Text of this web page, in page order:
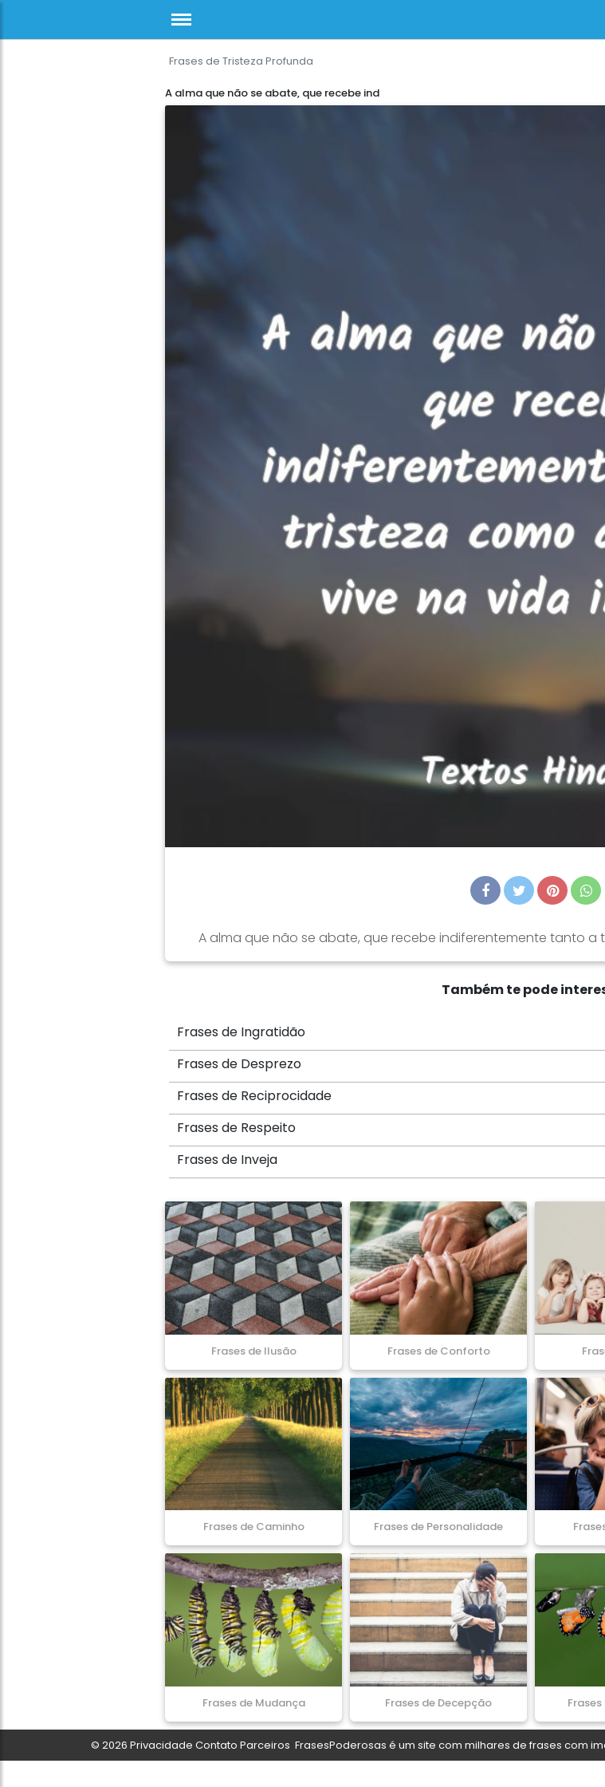
Frases de Tristeza Profunda
A alma que não se abate, que recebe ind
A alma que não se abate, que recebe indiferentemente tanto a
Também te pode
Frases de Ingratidão
Frases de Desprezo
Frases de Reciprocidade
Frases de Respeito
Frases de Inveja
Frases de Ilusão Frases de Conforto
Frases de Caminho Frases de Personalidade
Frases de Mudança Frases de Decepção
© 2026 Privacidade Contato Parceiros FrasesPoderosas é um site com milhares de frases com